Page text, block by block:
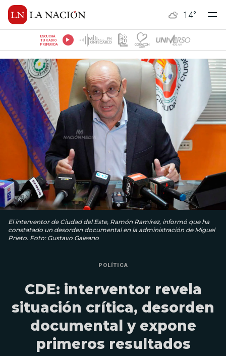
14°
ESCUCHÁ
TU RADIO
PREFERIDA
El interventor de Ciudad del Este, Ramón Ramírez, informó que ha
constatado un desorden documental en la administración de Miguel
Prieto. Foto: Gustavo Galeano
POLÍTICA
CDE: interventor revela
situación crítica, desorden
documental y expone
primeros resultados